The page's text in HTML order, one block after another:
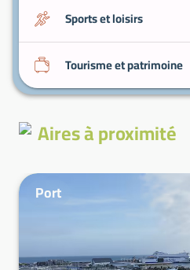
Sports et loisirs
Tourisme et patrimoine
Aires à proximité
Port